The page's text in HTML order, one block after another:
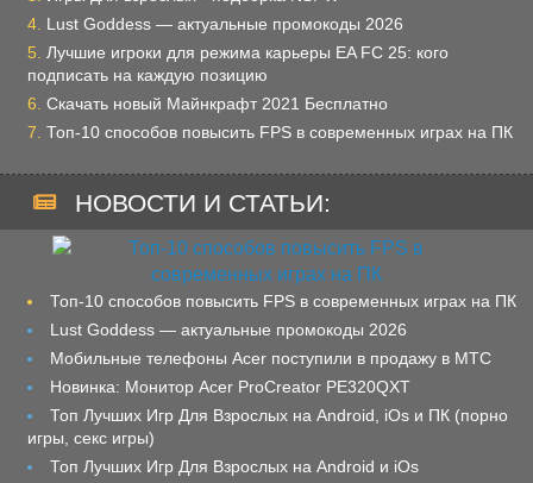
Lust Goddess — актуальные промокоды 2026
Лучшие игроки для режима карьеры EA FC 25: кого
подписать на каждую позицию
Скачать новый Майнкрафт 2021 Бесплатно
Топ-10 способов повысить FPS в современных играх на ПК
НОВОСТИ И СТАТЬИ:
Топ-10 способов повысить FPS в современных играх на ПК
Lust Goddess — актуальные промокоды 2026
Мобильные телефоны Acer поступили в продажу в МТС
Новинка: Монитор Acer ProCreator PE320QXT
Топ Лучших Игр Для Взрослых на Android, iOs и ПК (порно
игры, секс игры)
Топ Лучших Игр Для Взрослых на Android и iOs